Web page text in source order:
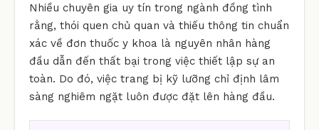
Nhiều chuyên gia uy tín trong ngành đồng tình
rằng, thói quen chủ quan và thiếu thông tin chuẩn
xác về đơn thuốc y khoa là nguyên nhân hàng
đầu dẫn đến thất bại trong việc thiết lập sự an
toàn. Do đó, việc trang bị kỹ lưỡng chỉ định lâm
sàng nghiêm ngặt luôn được đặt lên hàng đầu.